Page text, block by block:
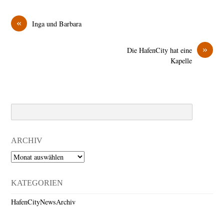
« Inga und Barbara
»
Die HafenCity hat eine
Kapelle
ARCHIV
Archiv
KATEGORIEN
HafenCityNewsArchiv